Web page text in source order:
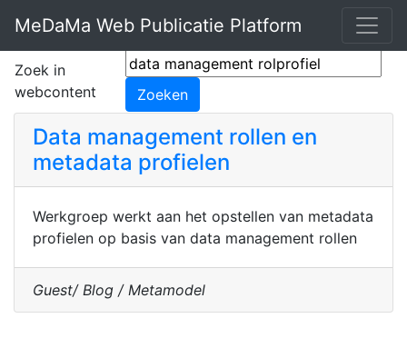
MeDaMa Web Publicatie Platform
Zoek in
webcontent
Data management rollen en
metadata profielen
Werkgroep werkt aan het opstellen van metadata
profielen op basis van data management rollen
Guest/ Blog / Metamodel